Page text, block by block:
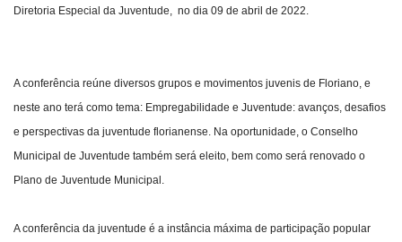
Diretoria Especial da Juventude, no dia 09 de abril de 2022.
A conferência reúne diversos grupos e movimentos juvenis de Floriano, e
neste ano terá como tema: Empregabilidade e Juventude: avanços, desafios
e perspectivas da juventude florianense. Na oportunidade, o Conselho
Municipal de Juventude também será eleito, bem como será renovado o
Plano de Juventude Municipal.
A conferência da juventude é a instância máxima de participação popular